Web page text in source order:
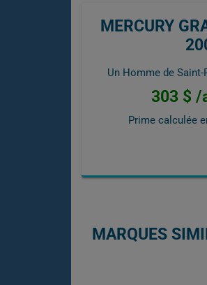
MERCURY
Un Homme de Saint-
303 $ /
Prime calculée
MARQUES